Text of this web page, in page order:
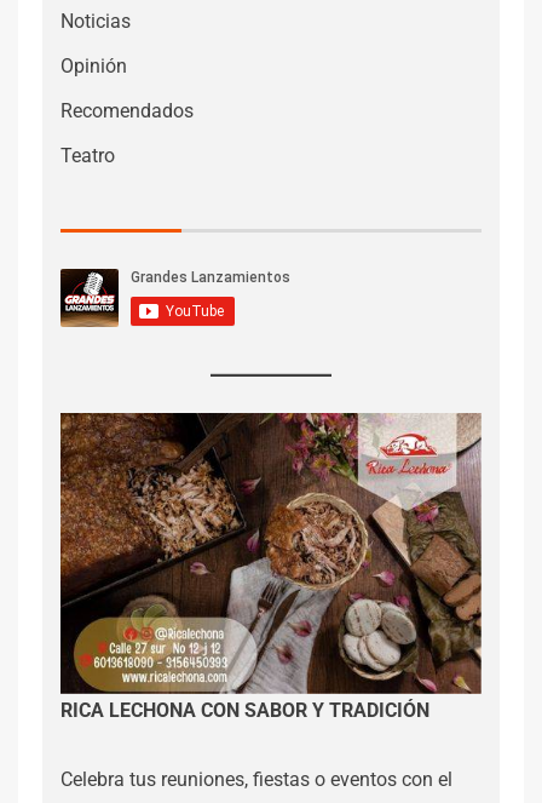
Noticias
Opinión
Recomendados
Teatro
RICA LECHONA CON SABOR Y TRADICIÓN
Celebra tus reuniones, fiestas o eventos con el